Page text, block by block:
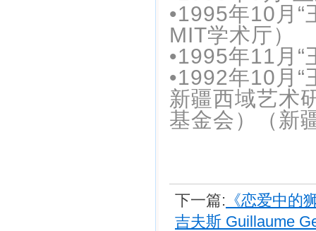
•1995年10月“
MIT学术厅）
•1995年11月“
•1992年10月“
新疆西域艺术
基金会）（新
下一篇: 《恋爱中的
吉夫斯 Guillaume